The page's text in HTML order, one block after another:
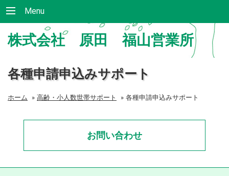
Menu
株式会社 原田 福山営業所
各種申請申込みサポート
ホーム » 高齢・小人数世帯サポート » 各種申請申込みサポート
お問い合わせ